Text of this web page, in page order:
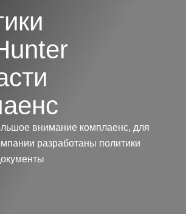
внимание комплаенс, для
разработаны политики